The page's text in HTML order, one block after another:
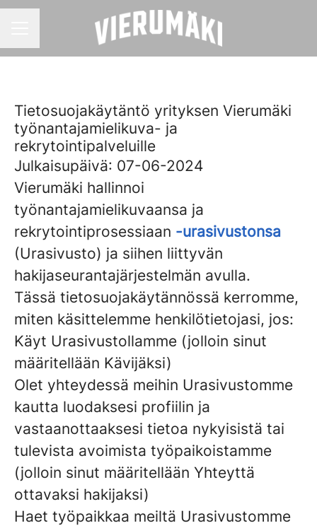
Tietosuojakäytäntö yrityksen Vierumäki
työnantajamielikuva- ja
rekrytointipalveluille
Julkaisupäivä: 07-06-2024
Vierumäki hallinnoi
työnantajamielikuvaansa ja
rekrytointiprosessiaan -urasivustonsa
(Urasivusto) ja siihen liittyvän
hakijaseurantajärjestelmän avulla.
Tässä tietosuojakäytännössä kerromme,
miten käsittelemme henkilötietojasi, jos:
Käyt Urasivustollamme (jolloin sinut
määritellään Kävijäksi)
Olet yhteydessä meihin Urasivustomme
kautta luodaksesi profiilin ja
vastaanottaaksesi tietoa nykyisistä tai
tulevista avoimista työpaikoistamme
(jolloin sinut määritellään Yhteyttä
ottavaksi hakijaksi)
Haet työpaikkaa meiltä Urasivustomme